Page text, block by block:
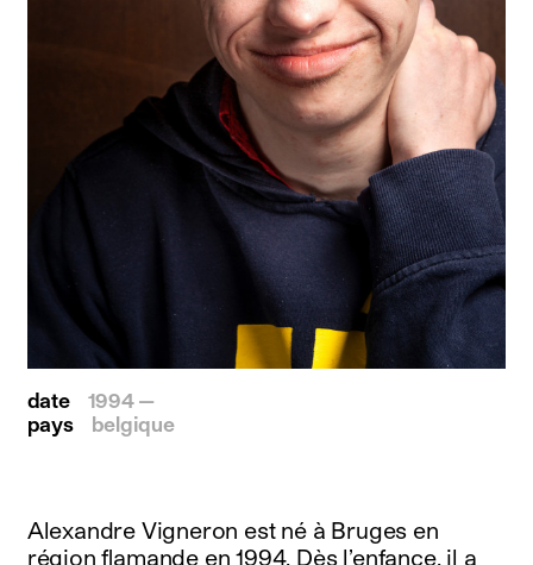
date
1994 —
pays
belgique
Alexandre Vigneron est né à Bruges en
région flamande en 1994. Dès l’enfance, il a